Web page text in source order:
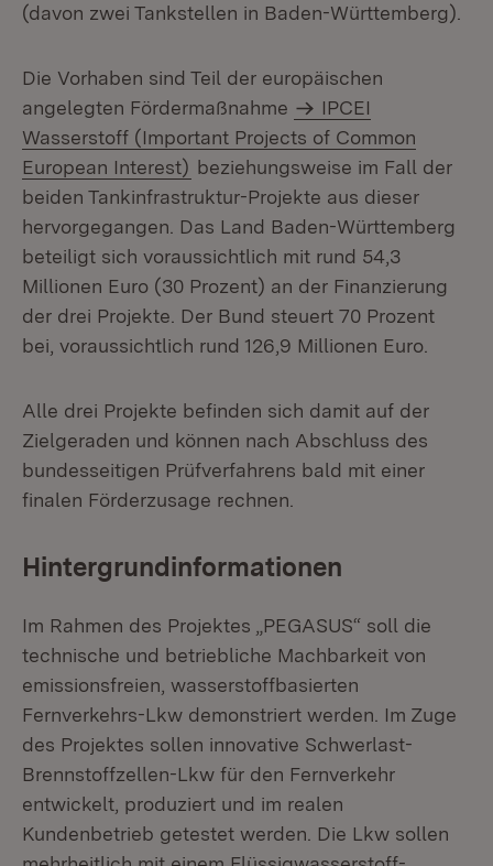
(davon zwei Tank­stellen in Baden-Württemberg).
Die Vorhaben sind Teil der europäischen
angelegten Fördermaßnahme
IPCEI
Wasserstoff (Important Projects of Common
European Interest) beziehungsweise im Fall der
beiden Tankinfrastruktur-Projekte aus dieser
hervorgegangen. Das Land Baden-Württemberg
beteiligt sich voraussichtlich mit rund 54,3
Millionen Euro (30 Prozent) an der Finanzierung
der drei Projekte. Der Bund steuert 70 Prozent
bei, voraussichtlich rund 126,9 Millionen Euro.
Alle drei Projekte befinden sich damit auf der
Zielgeraden und können nach Abschluss des
bundesseitigen Prüfverfahrens bald mit einer
finalen Förderzu­sage rechnen.
Hintergrundinformationen
Im Rahmen des Projektes „PEGASUS“ soll die
technische und betriebliche Machbarkeit von
emissionsfreien, wasserstoffbasierten
Fernverkehrs-Lkw demonstriert werden. Im Zuge
des Projektes sollen innovative Schwerlast-
Brennstoffzellen-Lkw für den Fernverkehr
entwickelt, produziert und im realen
Kundenbetrieb getestet werden. Die Lkw sollen